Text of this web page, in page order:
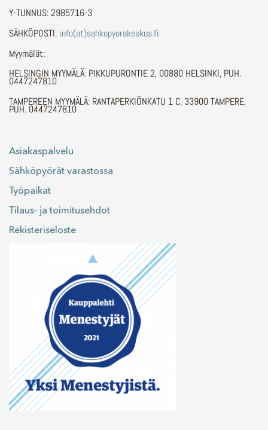
Y-TUNNUS: 2985716-3
SÄHKÖPOSTI: info(at)sahkopyorakeskus.fi
Myymälät:
HELSINGIN MYYMÄLÄ: PIKKUPURONTIE 2, 00880 HELSINKI, PUH.
0447247810
TAMPEREEN MYYMÄLÄ: RANTAPERKIÖNKATU 1 C, 33900 TAMPERE,
PUH. 0447247810
Asiakaspalvelu
Sähköpyörät varastossa
Työpaikat
Tilaus- ja toimitusehdot
Rekisteriseloste